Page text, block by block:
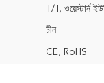
T/T, ওয়েস্টার্ন
চীন
CE, RoHS